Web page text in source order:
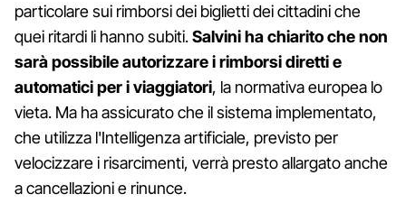
particolare sui rimborsi dei biglietti dei cittadini che
quei ritardi li hanno subiti.Salvini ha chiarito che non
sarà possibile autorizzare i rimborsi diretti e
automatici per i viaggiatori, la normativa europea lo
vieta. Ma ha assicurato che il sistema implementato,
che utilizza l'Intelligenza artificiale, previsto per
velocizzare i risarcimenti, verrà presto allargato anche
a cancellazioni e rinunce.